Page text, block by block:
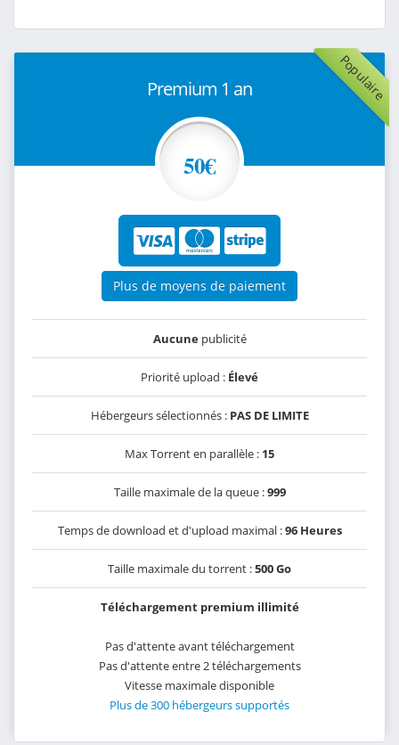
Populaire
Premium 1 an
50€
Plus de moyens de paiement
Aucunepublicité
Priorité upload : Élevé
Hébergeurs sélectionnés : PAS DE LIMITE
Max Torrent en parallèle : 15
Taille maximale de la queue :999
Temps de download et d'upload maximal :96 Heures
Taille maximale du torrent :500 Go
Téléchargement premium illimité
Pas d'attente avant téléchargement
Pas d'attente entre 2 téléchargements
Vitesse maximale disponible
Plus de 300 hébergeurs supportés